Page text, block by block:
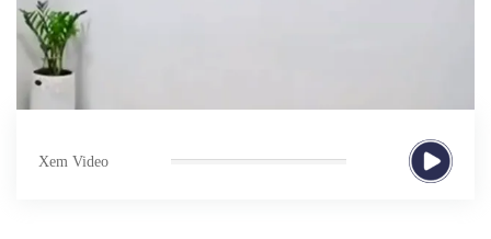
Xem Video